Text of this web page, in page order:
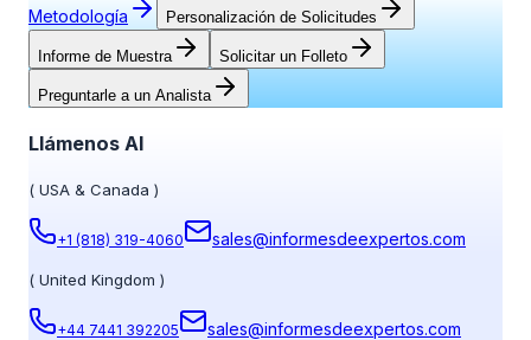
Metodología Personalización de Solicitudes
Informe de Muestra Solicitar un Folleto
Preguntarle a un Analista
Llámenos Al
( USA & Canada )
+1 (818) 319-4060 sales@informesdeexpertos.com
( United Kingdom )
+44 7441 392205 sales@informesdeexpertos.com